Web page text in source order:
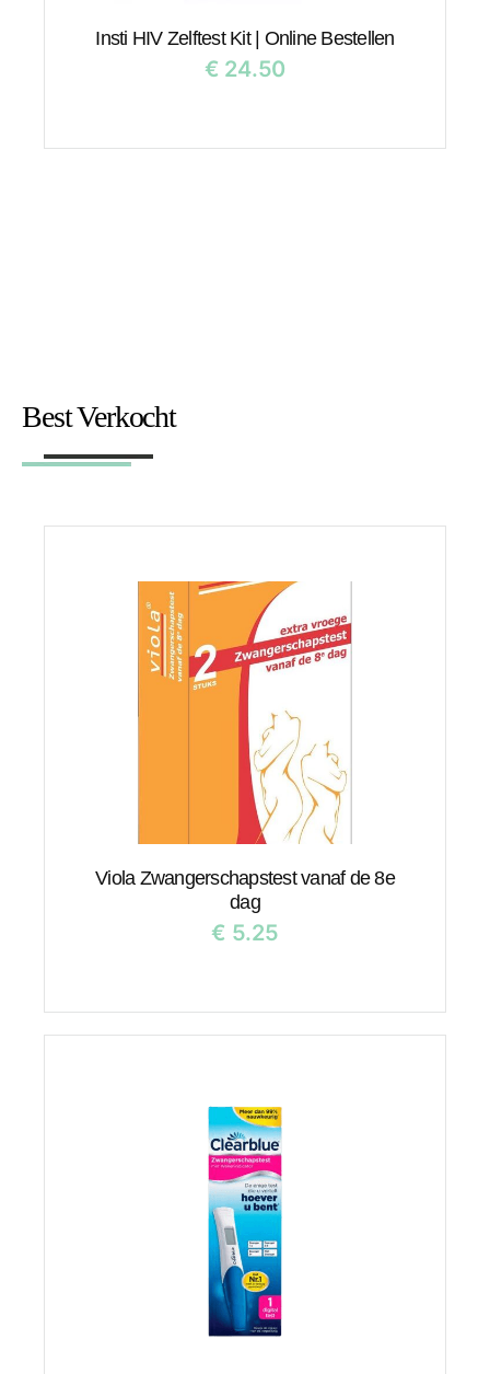
Insti HIV Zelftest Kit | Online Bestellen
€ 24.50
Best Verkocht
Viola Zwangerschapstest vanaf de 8e
dag
€ 5.25